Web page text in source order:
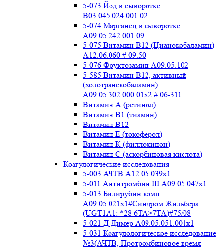
5-073 Йод в сыворотке
B03.045.024.001.02
5-074 Марганец в сыворотке
A09.05.242.001.09
5-075 Витамин В12 (Цианокобаламин)
A12.06.060 # 09.50
5-076 Фруктозамин A09.05.102
5-585 Витамин B12, активный
(холотранскобаламин)
A09.05.302.000.01x2 # 06-311
Витамин А (ретинол)
Витамин В1 (тиамин)
Витамин В12
Витамин Е (токоферол)
Витамин К (филлохинон)
Витамин С (аскорбиновая кислота)
Коагулогические исследования
5-003 АЧТВ А12.05.039x1
5-011 Антитромбин III А09.05.047x1
5-013 Билирубин комп
A09.05.021x1#Синдром Жильбера
(UGT1A1: *28 6TA>7TA)#75/08
5-021 Д-Димер А09.05.051.001x1
5-031 Коагулологическое исследование
№3(АЧТВ, Протромбиновое время